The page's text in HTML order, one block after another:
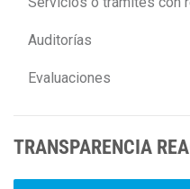
Auditorías
Evaluaciones
TRANSPARENCIA